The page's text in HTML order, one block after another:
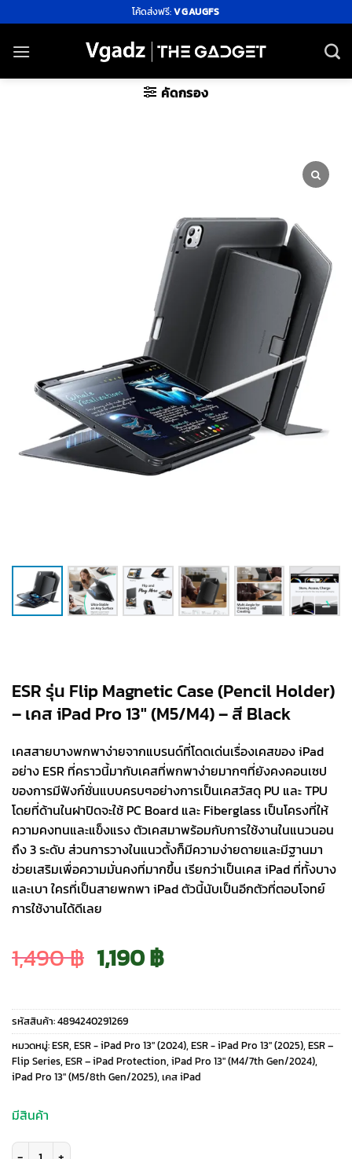
ไป
ยัง
โค้ดส่งฟรี:VGAUGFS
คัดกรอง
ESR รุ่น Flip Magnetic Case (Pencil Holder)
– เคส iPad Pro 13″ (M5/M4) – สี Black
เคสสายบางพกพาง่ายจากแบรนด์ที่โดดเด่นเรื่องเคสของ iPad
อย่าง ESR ที่คราวนี้มากับเคสที่พกพาง่ายมากๆที่ยังคงคอนเซป
ของการมีฟังก์ชั่นแบบครบๆอย่างการเป็นเคสวัสดุ PU และ TPU
โดยที่ด้านในฝาปิดจะใช้ PC Board และ Fiberglass เป็นโครงที่ให้
ความคงทนและแข็งแรง ตัวเคสมาพร้อมกับการใช้งานในแนวนอน
ถึง 3 ระดับ ส่วนการวางในแนวตั้งก็มีความง่ายดายและมีฐานมา
ช่วยเสริมเพื่อความมั่นคงที่มากขึ้น เรียกว่าเป็นเคส iPad ที่ทั้งบาง
และเบา ใครที่เป็นสายพกพา iPad ตัวนี้นับเป็นอีกตัวที่ตอบโจทย์
การใช้งานได้ดีเลย
1,490฿ Original
price
was:
1,490 ฿.
1,190฿Current
price
is:
1,190 ฿.
รหัสสินค้า:4894240291269
หมวดหมู่:ESR, ESR - iPad Pro 13" (2024), ESR - iPad Pro 13" (2025), ESR –
Flip Series, ESR – iPad Protection, iPad Pro 13" (M4/7th Gen/2024),
iPad Pro 13" (M5/8th Gen/2025), เคส iPad
มีสินค้า
จำนวน ESR รุ่น Flip Magnetic Case (Pencil Holder) - เคส iPad Pro 13"